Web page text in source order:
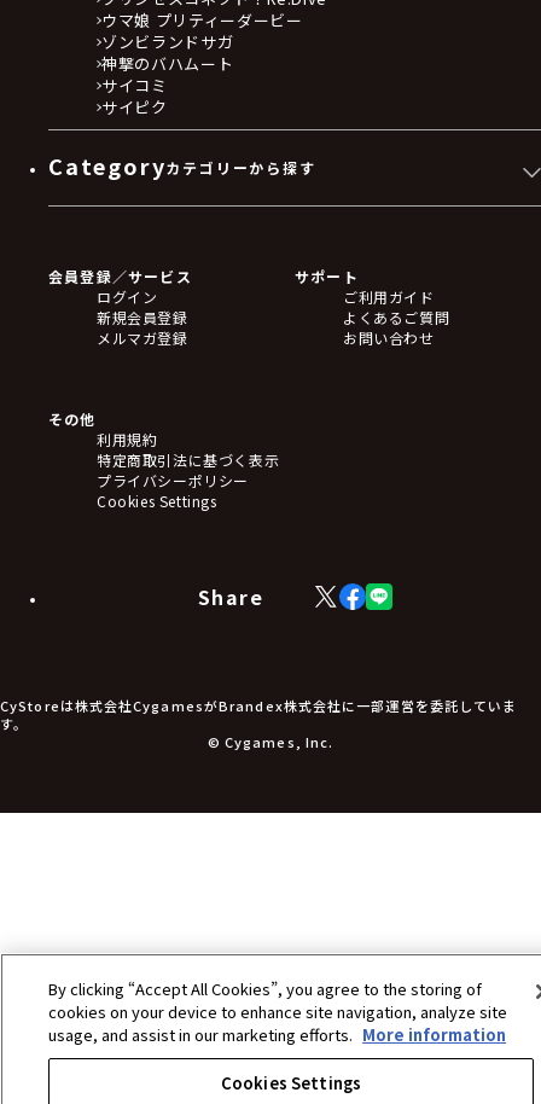
ウマ娘 プリティーダービー
ゾンビランドサガ
神撃のバハムート
サイコミ
サイピク
Categoryカテゴリーから探す
フィギュア
アクリルスタンド
バッジ
キーホルダー・ストラップ
ステッカー・シール・カード
タペストリー・ポスター
アームサポーター
ブレードホルダー
食品・飲料品
アパレル小物
アクセサリー
会員登録／サービス
ログイン
新規会員登録
メルマガ登録
サポート
ご利用ガイド
よくあるご質問
お問い合わせ
その他
利用規約
特定商取引法に基づく表示
プライバシーポリシー
Cookies Settings
Share
X
(Twitter)
Facebook
LINE
CyStoreは株式会社CygamesがBrandex株式会社に一部運営を委託していま
す。
© Cygames, Inc.
By clicking “Accept All Cookies”, you agree to the storing of
cookies on your device to enhance site navigation, analyze site
usage, and assist in our marketing efforts. More information
Cookies Settings